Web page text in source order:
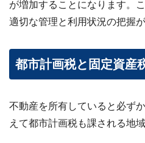
ビス
案
内・
が増加することになります。
適切な管理と利用状況の把握
都市計画税と固定資産
不動産を所有していると必ず
えて都市計画税も課される地